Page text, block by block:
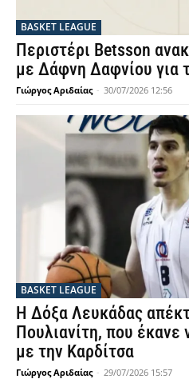
BASKET LEAGUE
Περιστέρι Betsson
με Δάφνη Δαφνίου για
Γιώργος Αριδαίας - 30/07/2026 12:56
BASKET LEAGUE
Η Δόξα Λευκάδας
Πουλιανίτη, που έκανε
με την Καρδίτσα
Γιώργος Αριδαίας - 29/07/2026 15:57